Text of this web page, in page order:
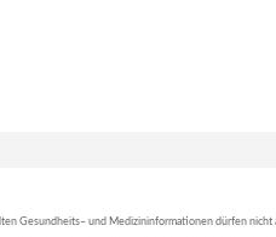
Gesundheits– und Medizininformationen dürfen nicht